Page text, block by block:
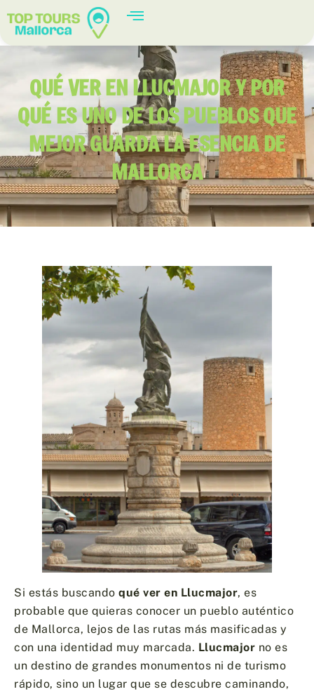
QUÉ VER EN LLUCMAJOR Y POR
QUÉ ES UNO DE LOS PUEBLOS QUE
MEJOR GUARDA LA ESENCIA DE
MALLORCA
Si estás buscando qué ver en Llucmajor, es
probable que quieras conocer un pueblo auténtico
de Mallorca, lejos de las rutas más masificadas y
con una identidad muy marcada. Llucmajor no es
un destino de grandes monumentos ni de turismo
rápido, sino un lugar que se descubre caminando,